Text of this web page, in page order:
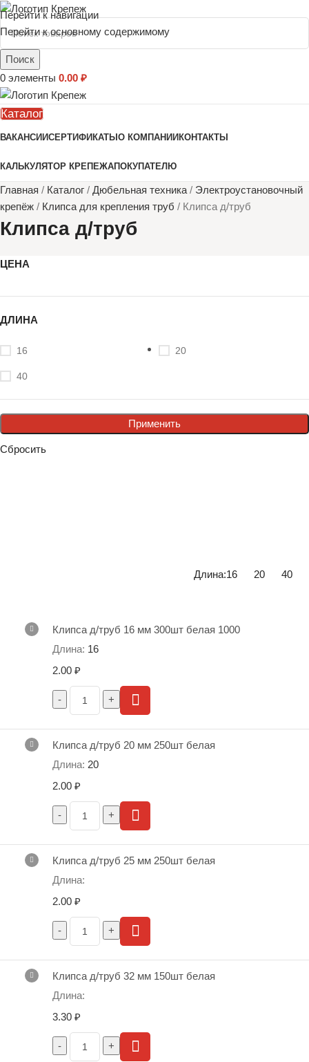
Перейти к навигации
Перейти к основному содержимому
Поиск
0 элементы 0.00 ₽
Каталог
ВАКАНСИИСЕРТИФИКАТЫ О КОМПАНИИ КОНТАКТЫ
КАЛЬКУЛЯТОР КРЕПЕЖАПОКУПАТЕЛЮ
Главная / Каталог / Дюбельная техника / Электроустановочный
крепёж / Клипса для крепления труб / Клипса д/труб
Клипса д/труб
ЦЕНА
ДЛИНА
16 20
40
Применить
Сбросить
Длина:16 20 40
Клипса д/труб 16 мм 300шт белая 1000
16
2.00 ₽
Клипса д/труб 20 мм 250шт белая
20
2.00 ₽
Клипса д/труб 25 мм 250шт белая
2.00 ₽
Клипса д/труб 32 мм 150шт белая
3.30 ₽